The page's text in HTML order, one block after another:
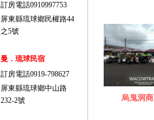
訂房電話0910997753
屏東縣琉球鄉民權路44
之5號
曼．琉球民宿
訂房電話0919-798627
屏東縣琉球鄉中山路
232-2號
烏鬼洞